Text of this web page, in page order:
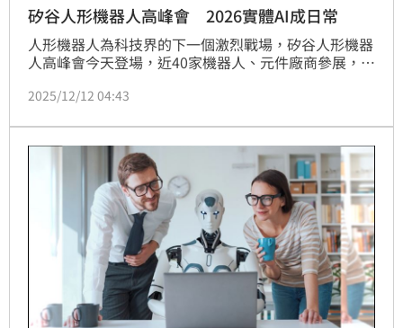
矽谷人形機器人高峰會 2026實體AI成日常
人形機器人為科技界的下一個激烈戰場，矽谷人形機器
人高峰會今天登場，近40家機器人、元件廠商參展，除
人也亮相，宛如實體ChatGPT。美國小學生說，未來若
慣」。
2025/12/12 04:43